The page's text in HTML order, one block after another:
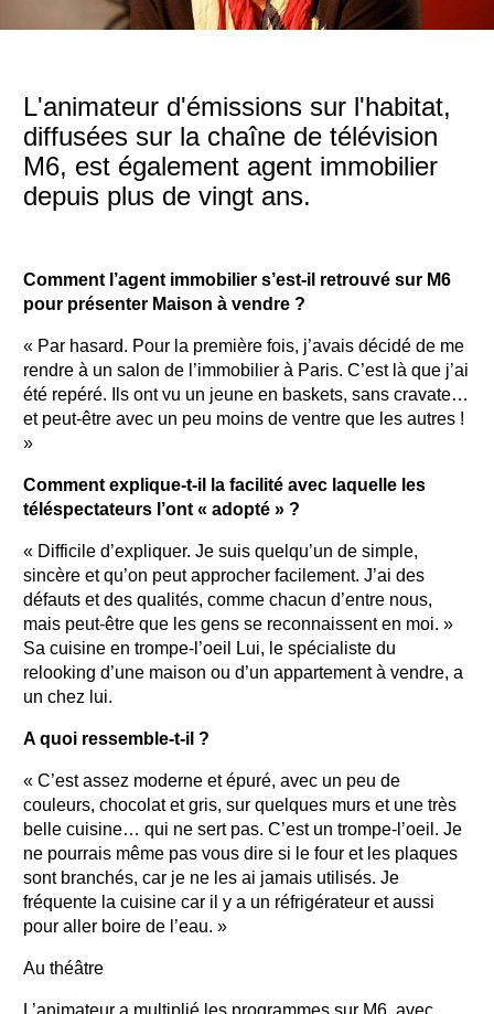
L'animateur d'émissions sur l'habitat,
diffusées sur la chaîne de télévision
M6, est également agent immobilier
depuis plus de vingt ans.
Comment l’agent immobilier s’est-il retrouvé sur M6
pour présenter Maison à vendre ?
« Par hasard. Pour la première fois, j’avais décidé de me
rendre à un salon de l’immobilier à Paris. C’est là que j’ai
été repéré. Ils ont vu un jeune en baskets, sans cravate…
et peut-être avec un peu moins de ventre que les autres !
»
Comment explique-t-il la facilité avec laquelle les
téléspectateurs l’ont « adopté » ?
« Difficile d’expliquer. Je suis quelqu’un de simple,
sincère et qu’on peut approcher facilement. J’ai des
défauts et des qualités, comme chacun d’entre nous,
mais peut-être que les gens se reconnaissent en moi. »
Sa cuisine en trompe-l’oeil Lui, le spécialiste du
relooking d’une maison ou d’un appartement à vendre, a
un chez lui.
A quoi ressemble-t-il ?
« C’est assez moderne et épuré, avec un peu de
couleurs, chocolat et gris, sur quelques murs et une très
belle cuisine… qui ne sert pas. C’est un trompe-l’oeil. Je
ne pourrais même pas vous dire si le four et les plaques
sont branchés, car je ne les ai jamais utilisés. Je
fréquente la cuisine car il y a un réfrigérateur et aussi
pour aller boire de l’eau. »
Au théâtre
L’animateur a multiplié les programmes sur M6, avec